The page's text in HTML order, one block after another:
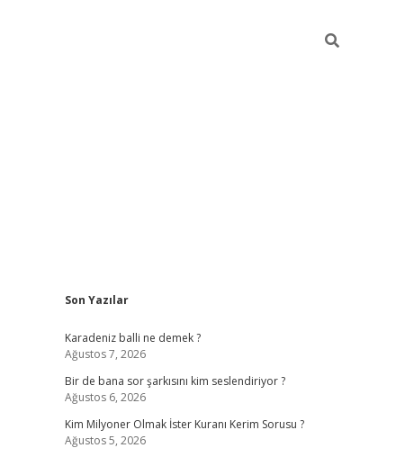
Sidebar
Son Yazılar
Karadeniz balli ne demek ?
Ağustos 7, 2026
Bir de bana sor şarkısını kim seslendiriyor ?
Ağustos 6, 2026
Kim Milyoner Olmak İster Kuranı Kerim Sorusu ?
Ağustos 5, 2026